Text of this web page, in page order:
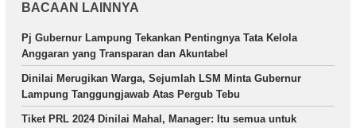
BACAAN LAINNYA
Pj Gubernur Lampung Tekankan Pentingnya Tata Kelola
Anggaran yang Transparan dan Akuntabel
Dinilai Merugikan Warga, Sejumlah LSM Minta Gubernur
Lampung Tanggungjawab Atas Pergub Tebu
Tiket PRL 2024 Dinilai Mahal, Manager: Itu semua untuk